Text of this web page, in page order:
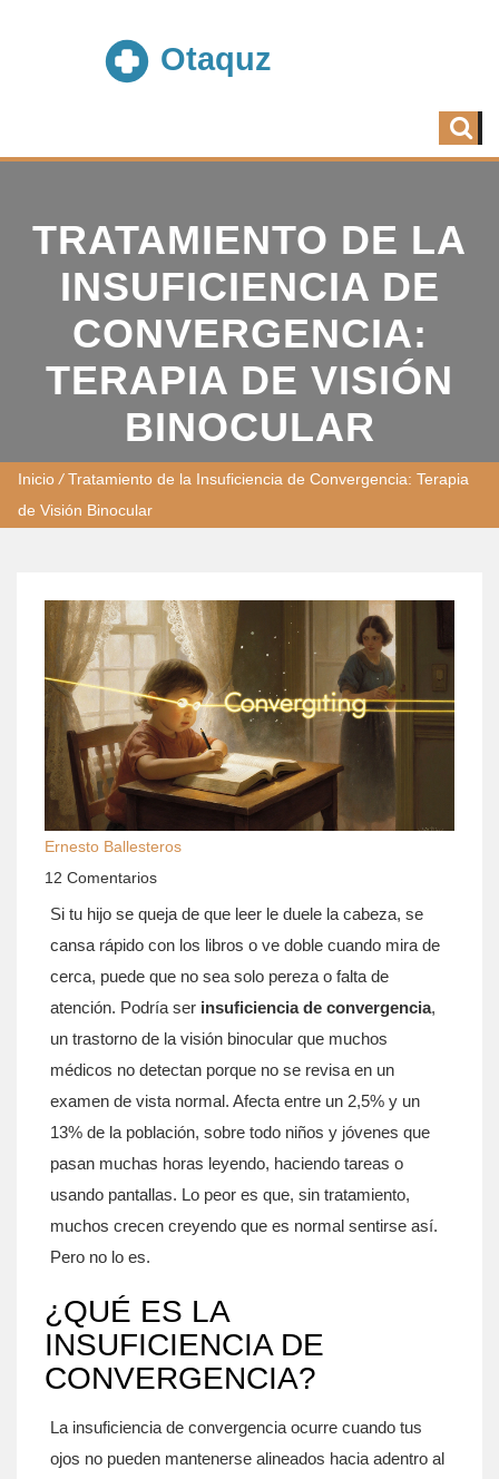
TRATAMIENTO DE LA
INSUFICIENCIA DE
CONVERGENCIA:
TERAPIA DE VISIÓN
BINOCULAR
Inicio /Tratamiento de la Insuficiencia de Convergencia: Terapia
de Visión Binocular
Ernesto Ballesteros
12 Comentarios
Si tu hijo se queja de que leer le duele la cabeza, se
cansa rápido con los libros o ve doble cuando mira de
cerca, puede que no sea solo pereza o falta de
atención. Podría ser insuficiencia de convergencia,
un trastorno de la visión binocular que muchos
médicos no detectan porque no se revisa en un
examen de vista normal. Afecta entre un 2,5% y un
13% de la población, sobre todo niños y jóvenes que
pasan muchas horas leyendo, haciendo tareas o
usando pantallas. Lo peor es que, sin tratamiento,
muchos crecen creyendo que es normal sentirse así.
Pero no lo es.
¿QUÉ ES LA
INSUFICIENCIA DE
CONVERGENCIA?
La insuficiencia de convergencia ocurre cuando tus
ojos no pueden mantenerse alineados hacia adentro al